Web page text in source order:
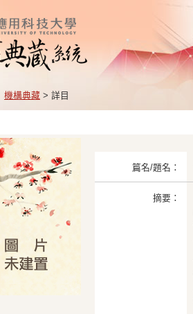
機構典藏 > 詳目
篇名/題名：
摘要：